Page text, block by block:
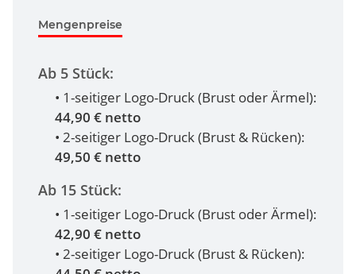
Mengenpreise
Ab 5 Stück:
• 1-seitiger Logo-Druck (Brust oder Ärmel):
44,90 € netto
• 2-seitiger Logo-Druck (Brust & Rücken):
49,50 € netto
Ab 15 Stück:
• 1-seitiger Logo-Druck (Brust oder Ärmel):
42,90 € netto
• 2-seitiger Logo-Druck (Brust & Rücken):